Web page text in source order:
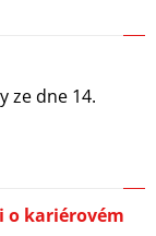
ze dne 14.
o kariérovém